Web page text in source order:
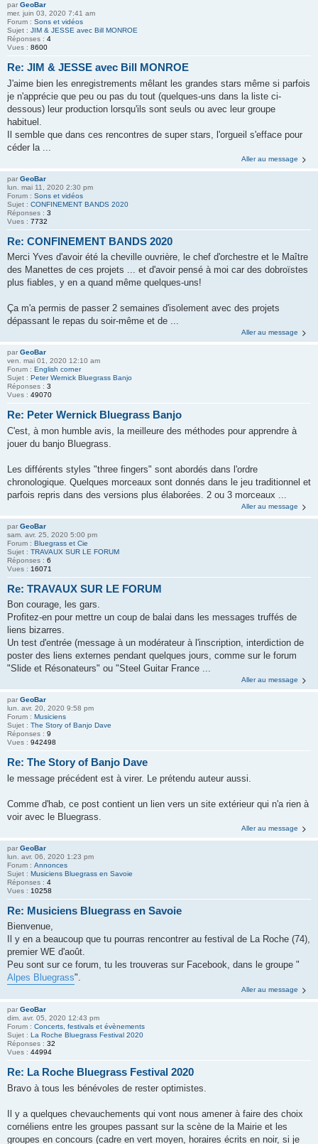
par GeoBar
mer. juin 03, 2020 7:41 am
Forum : Sons et vidéos
Sujet : JIM & JESSE avec Bill MONROE
Réponses : 4
Vues : 8600
Re: JIM & JESSE avec Bill MONROE
J'aime bien les enregistrements mêlant les grandes stars même si parfois
je n'apprécie que peu ou pas du tout (quelques-uns dans la liste ci-
dessous) leur production lorsqu'ils sont seuls ou avec leur groupe
habituel.
Il semble que dans ces rencontres de super stars, l'orgueil s'efface pour
céder la ...
Aller au message
par GeoBar
lun. mai 11, 2020 2:30 pm
Forum : Sons et vidéos
Sujet : CONFINEMENT BANDS 2020
Réponses : 3
Vues : 7732
Re: CONFINEMENT BANDS 2020
Merci Yves d'avoir été la cheville ouvrière, le chef d'orchestre et le Maître
des Manettes de ces projets ... et d'avoir pensé à moi car des dobroïstes
plus fiables, y en a quand même quelques-uns!
Ça m'a permis de passer 2 semaines d'isolement avec des projets
dépassant le repas du soir-même et de ...
Aller au message
par GeoBar
ven. mai 01, 2020 12:10 am
Forum : English corner
Sujet : Peter Wernick Bluegrass Banjo
Réponses : 3
Vues : 49070
Re: Peter Wernick Bluegrass Banjo
C'est, à mon humble avis, la meilleure des méthodes pour apprendre à
jouer du banjo Bluegrass.
Les différents styles "three fingers" sont abordés dans l'ordre
chronologique. Quelques morceaux sont donnés dans le jeu traditionnel et
parfois repris dans des versions plus élaborées. 2 ou 3 morceaux ...
Aller au message
par GeoBar
sam. avr. 25, 2020 5:00 pm
Forum : Bluegrass et Cie
Sujet : TRAVAUX SUR LE FORUM
Réponses : 6
Vues : 16071
Re: TRAVAUX SUR LE FORUM
Bon courage, les gars.
Profitez-en pour mettre un coup de balai dans les messages truffés de
liens bizarres.
Un test d'entrée (message à un modérateur à l'inscription, interdiction de
poster des liens externes pendant quelques jours, comme sur le forum
"Slide et Résonateurs" ou "Steel Guitar France ...
Aller au message
par GeoBar
lun. avr. 20, 2020 9:58 pm
Forum : Musiciens
Sujet : The Story of Banjo Dave
Réponses : 9
Vues : 942498
Re: The Story of Banjo Dave
le message précédent est à virer. Le prétendu auteur aussi.
Comme d'hab, ce post contient un lien vers un site extérieur qui n'a rien à
voir avec le Bluegrass.
Aller au message
par GeoBar
lun. avr. 06, 2020 1:23 pm
Forum : Annonces
Sujet : Musiciens Bluegrass en Savoie
Réponses : 4
Vues : 10258
Re: Musiciens Bluegrass en Savoie
Bienvenue,
Il y en a beaucoup que tu pourras rencontrer au festival de La Roche (74),
premier WE d'août.
Peu sont sur ce forum, tu les trouveras sur Facebook, dans le groupe "
Alpes Bluegrass".
Aller au message
par GeoBar
dim. avr. 05, 2020 12:43 pm
Forum : Concerts, festivals et évènements
Sujet : La Roche Bluegrass Festival 2020
Réponses : 32
Vues : 44994
Re: La Roche Bluegrass Festival 2020
Bravo à tous les bénévoles de rester optimistes.
Il y a quelques chevauchements qui vont nous amener à faire des choix
cornéliens entre les groupes passant sur la scène de la Mairie et les
groupes en concours (cadre en vert moyen, horaires écrits en noir, si je